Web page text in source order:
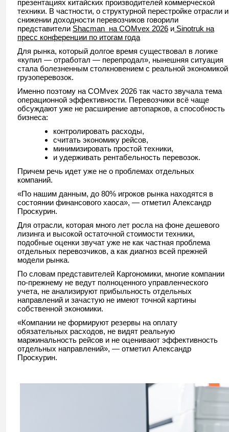
презентациях китайских производителей коммерческой
техники. В частности, о структурной перестройке отрасли и
снижении доходности перевозчиков говорили
представители Shacman на COMvex 2026 и Sinotruk на
пресс конференции по итогам года
Для рынка, который долгое время существовал в логике
«купил — отработал — перепродал», нынешняя ситуация
стала болезненным столкновением с реальной экономикой
грузоперевозок.
Именно поэтому на COMvex 2026 так часто звучала тема
операционной эффективности. Перевозчики всё чаще
обсуждают уже не расширение автопарков, а способность
бизнеса:
контролировать расходы,
считать экономику рейсов,
минимизировать простой техники,
и удерживать рентабельность перевозок.
Причем речь идет уже не о проблемах отдельных
компаний.
«По нашим данным, до 80% игроков рынка находятся в
состоянии финансового хаоса», — отметил Александр
Проскурин.
Для отрасли, которая много лет росла на фоне дешевого
лизинга и высокой остаточной стоимости техники,
подобные оценки звучат уже не как частная проблема
отдельных перевозчиков, а как диагноз всей прежней
модели рынка.
По словам представителей Каргономики, многие компании
по-прежнему не ведут полноценного управленческого
учета, не анализируют прибыльность отдельных
направлений и зачастую не имеют точной картины
собственной экономики.
«Компании не формируют резервы на оплату
обязательных расходов, не видят реальную
маржинальность рейсов и не оценивают эффективность
отдельных направлений», — отметил Александр
Проскурин.